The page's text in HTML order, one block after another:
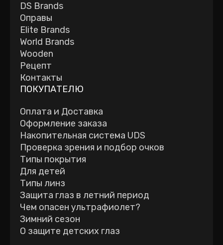
DS Brands
Оправы
Elite Brands
World Brands
Wooden
Рецепт
Контакты
ПОКУПАТЕЛЮ
Оплата и Доставка
Оформление заказа
Накопительная система UDS
Проверка зрения и подбор очков
Типы покрытия
Для детей
Типы линз
Защита глаз в летний период
Чем опасен ультрафиолет?
Зимний сезон
О защите детских глаз